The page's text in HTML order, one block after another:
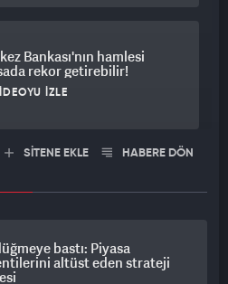
Bankası'nın hamlesi
rekor getirebilir!
İZLE
SİTENE EKLE HABERE DÖN
bastı: Piyasa
altüst eden strateji